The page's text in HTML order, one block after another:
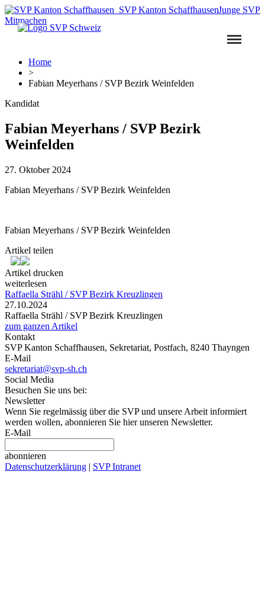
Junge SVP
SVP Kanton Schaffhausen
Mitmachen
Home
>
Fabian Meyerhans / SVP Bezirk Weinfelden
Kandidat
Fabian Meyerhans / SVP Bezirk
Weinfelden
27. Oktober 2024
Fabian Meyerhans / SVP Bezirk Weinfelden
Fabian Meyerhans / SVP Bezirk Weinfelden
Artikel teilen
Artikel drucken
weiterlesen
Raffaella Strähl / SVP Bezirk Kreuzlingen
27.10.2024
Raffaella Strähl / SVP Bezirk Kreuzlingen
zum ganzen Artikel
Kontakt
SVP Kanton Schaffhausen, Sekretariat, Postfach, 8240 Thayngen
E-Mail
sekretariat@svp-sh.ch
Social Media
Besuchen Sie uns bei:
Newsletter
Wenn Sie regelmässig über die SVP und unsere Arbeit informiert
werden wollen, abonnieren Sie hier unseren Newsletter.
E-Mail
abonnieren
Datenschutzerklärung | SVP Intranet